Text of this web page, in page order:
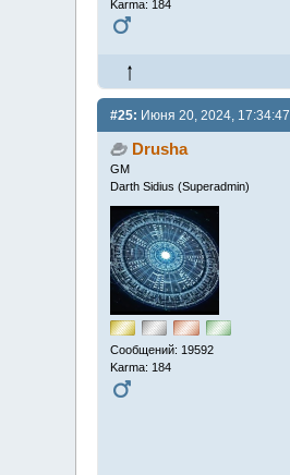
Karma: 184
#25: Июня 20, 2024, 17:34:47
Drusha
GM
Darth Sidius (Superadmin)
Сообщений: 19592
Karma: 184